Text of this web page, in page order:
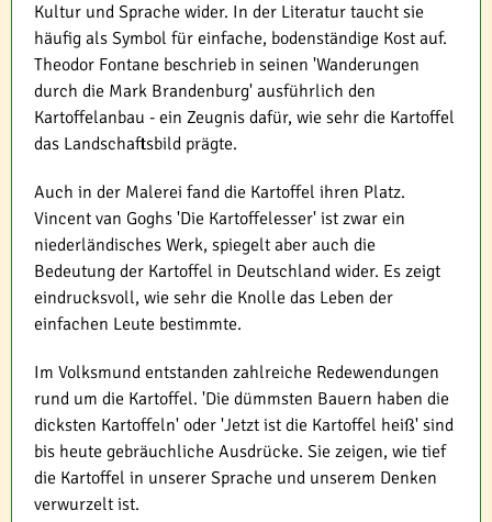
Kultur und Sprache wider. In der Literatur taucht sie
häufig als Symbol für einfache, bodenständige Kost auf.
Theodor Fontane beschrieb in seinen 'Wanderungen
durch die Mark Brandenburg' ausführlich den
Kartoffelanbau - ein Zeugnis dafür, wie sehr die Kartoffel
das Landschaftsbild prägte.
Auch in der Malerei fand die Kartoffel ihren Platz.
Vincent van Goghs 'Die Kartoffelesser' ist zwar ein
niederländisches Werk, spiegelt aber auch die
Bedeutung der Kartoffel in Deutschland wider. Es zeigt
eindrucksvoll, wie sehr die Knolle das Leben der
einfachen Leute bestimmte.
Im Volksmund entstanden zahlreiche Redewendungen
rund um die Kartoffel. 'Die dümmsten Bauern haben die
dicksten Kartoffeln' oder 'Jetzt ist die Kartoffel heiß' sind
bis heute gebräuchliche Ausdrücke. Sie zeigen, wie tief
die Kartoffel in unserer Sprache und unserem Denken
verwurzelt ist.